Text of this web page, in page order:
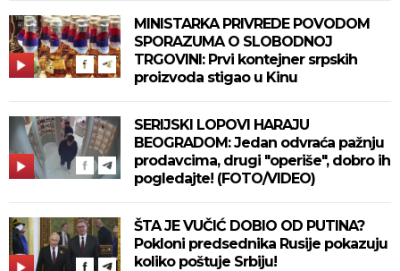
MINISTARKA PRIVREDE POVODOM
SPORAZUMA O SLOBODNOJ
TRGOVINI: Prvi kontejner srpskih
proizvoda stigao u Kinu
SERIJSKI LOPOVI HARAJU
BEOGRADOM: Jedan odvraća pažnju
prodavcima, drugi "operiše", dobro ih
pogledajte! (FOTO/VIDEO)
ŠTA JE VUČIĆ DOBIO OD PUTINA?
Pokloni predsednika Rusije pokazuju
koliko poštuje Srbiju!